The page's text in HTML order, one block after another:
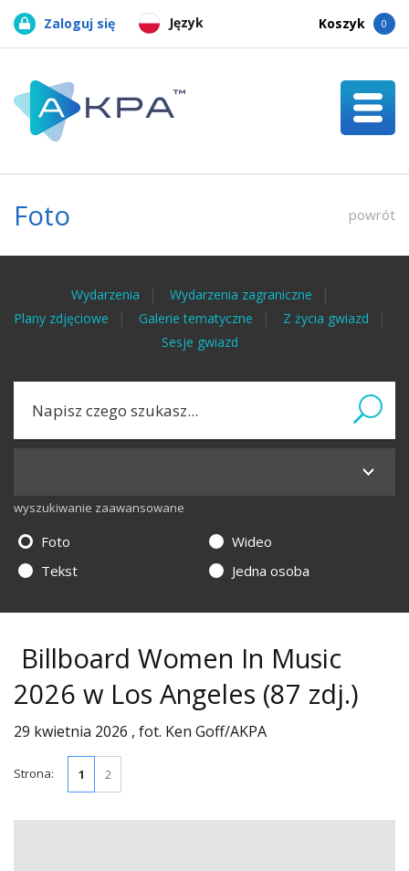
Język
Zaloguj się Koszyk 0
Foto powrót
Wydarzenia
Wydarzenia zagraniczne
Plany zdjęciowe
Galerie tematyczne
Z życia gwiazd
Sesje gwiazd
wyszukiwanie zaawansowane
Foto
Wideo
Tekst
Jedna osoba
Billboard Women In Music
2026 w Los Angeles (87 zdj.)
29 kwietnia 2026 , fot. Ken Goff/AKPA
Strona: 1 2